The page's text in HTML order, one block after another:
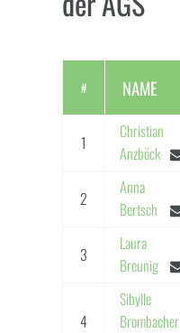
# NAME
1
Christian
Anzböck
2
Anna
Bertsch
3
Laura
Breunig
4
Sibylle
Brombacher